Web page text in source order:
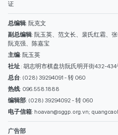
证
总编辑: 阮克文
副总编辑: 阮玉英、范文长、裴氏红霜、
阮克强、陈嘉宝
主编: 阮玉英
社址 : 胡志明市棋盘坊阮氏明开街432-434
总台: (028) 39294091 - 转 060
热线: 096.558.1888
编辑部: (028) 39294092 - 转 060
电子信箱: hoavan@sggp.org.vn;
广告部